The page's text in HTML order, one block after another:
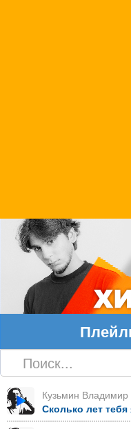
Кузьмин Владимир
Сколько лет